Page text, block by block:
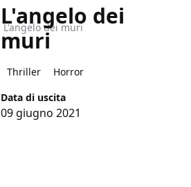
L'angelo dei muri
L'angelo dei
muri
Thriller
Horror
Data di uscita
09 giugno 2021